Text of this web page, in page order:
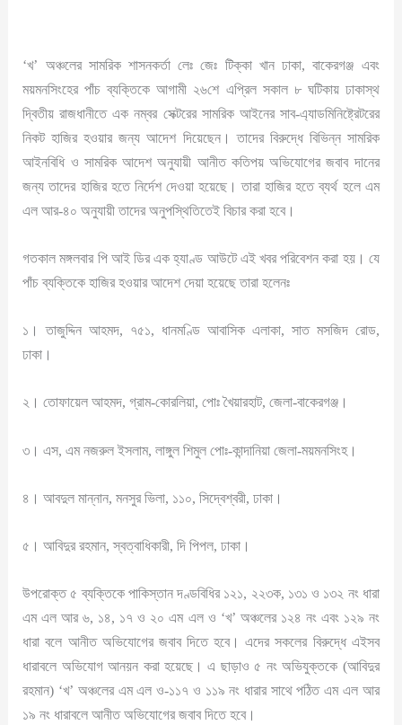
‘খ’ অঞ্চলের সামরিক শাসনকর্তা লেঃ জেঃ টিক্কা খান ঢাকা, বাকেরগঞ্জ এবং
ময়মনসিংহের পাঁচ ব্যক্তিকে আগামী ২৬শে এপ্রিল সকাল ৮ ঘটিকায় ঢাকাস্থ
দ্বিতীয় রাজধানীতে এক নম্বর সেক্টরের সামরিক আইনের সাব-এ্যাডমিনিষ্ট্রেটরের
নিকট হাজির হওয়ার জন্য আদেশ দিয়েছেন। তাদের বিরুদ্ধে বিভিন্ন সামরিক
আইনবিধি ও সামরিক আদেশ অনুযায়ী আনীত কতিপয় অভিযোগের জবাব দানের
জন্য তাদের হাজির হতে নির্দেশ দেওয়া হয়েছে। তারা হাজির হতে ব্যর্থ হলে এম
এল আর-৪০ অনুযায়ী তাদের অনুপস্থিতিতেই বিচার করা হবে।
গতকাল মঙ্গলবার পি আই ডির এক হ্যাণ্ড আউটে এই খবর পরিবেশন করা হয়। যে
পাঁচ ব্যক্তিকে হাজির হওয়ার আদেশ দেয়া হয়েছে তারা হলেনঃ
১। তাজুদ্দিন আহমদ, ৭৫১, ধানমণ্ডি আবাসিক এলাকা, সাত মসজিদ রোড,
ঢাকা।
২। তোফায়েল আহমদ, গ্রাম-কোরলিয়া, পোঃ খৈয়ারহাট, জেলা-বাকেরগঞ্জ।
৩। এস, এম নজরুল ইসলাম, লাঙ্গুল শিমুল পোঃ-কান্দানিয়া জেলা-ময়মনসিংহ।
৪। আবদুল মান্নান, মনসুর ভিলা, ১১০, সিদ্বেশ্বরী, ঢাকা।
৫। আবিদুর রহমান, স্বত্বাধিকারী, দি পিপল, ঢাকা।
উপরোক্ত ৫ ব্যক্তিকে পাকিস্তান দণ্ডবিধির ১২১, ২২৩ক, ১৩১ ও ১৩২ নং ধারা
এম এল আর ৬, ১৪, ১৭ ও ২০ এম এল ও ‘খ’ অঞ্চলের ১২৪ নং এবং ১২৯ নং
ধারা বলে আনীত অভিযোগের জবাব দিতে হবে। এদের সকলের বিরুদ্ধে এইসব
ধারাবলে অভিযোগ আনয়ন করা হয়েছে। এ ছাড়াও ৫ নং অভিযুক্তকে (আবিদুর
রহমান) ‘খ’ অঞ্চলের এম এল ও-১১৭ ও ১১৯ নং ধারার সাথে পঠিত এম এল আর
১৯ নং ধারাবলে আনীত অভিযোগের জবাব দিতে হবে।